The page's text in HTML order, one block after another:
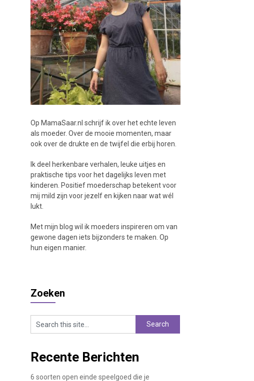
Op MamaSaar.nl schrijf ik over het echte leven
als moeder. Over de mooie momenten, maar
ook over de drukte en de twijfel die erbij horen.
Ik deel herkenbare verhalen, leuke uitjes en
praktische tips voor het dagelijks leven met
kinderen. Positief moederschap betekent voor
mij mild zijn voor jezelf en kijken naar wat wél
lukt.
Met mijn blog wil ik moeders inspireren om van
gewone dagen iets bijzonders te maken. Op
hun eigen manier.
Zoeken
Recente Berichten
6 soorten open einde speelgoed die je